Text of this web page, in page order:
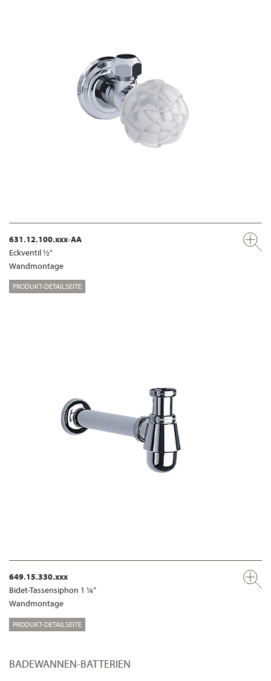
631.12.100.xxx-AA
Eckventil ½"
Wandmontage
PRODUKT-DETAILSEITE
649.15.330.xxx
Bidet-Tassensiphon 1 ¼“
Wandmontage
PRODUKT-DETAILSEITE
BADEWANNEN-BATTERIEN